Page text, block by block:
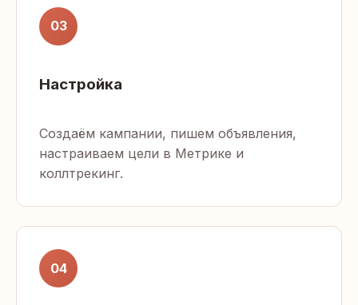
03
Настройка
Создаём кампании, пишем объявления,
настраиваем цели в Метрике и
коллтрекинг.
04